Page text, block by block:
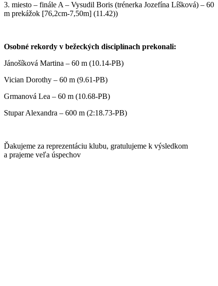
3. miesto – finále A – Vysudil Boris (trénerka Jozefína Líšková) – 60
m prekážok [76,2cm-7,50m] (11.42))
Osobné rekordy v bežeckých disciplínach prekonali:
Jánošíková Martina – 60 m (10.14-PB)
Vician Dorothy – 60 m (9.61-PB)
Grmanová Lea – 60 m (10.68-PB)
Stupar Alexandra – 600 m (2:18.73-PB)
Ďakujeme za reprezentáciu klubu, gratulujeme k výsledkom
a prajeme veľa úspechov